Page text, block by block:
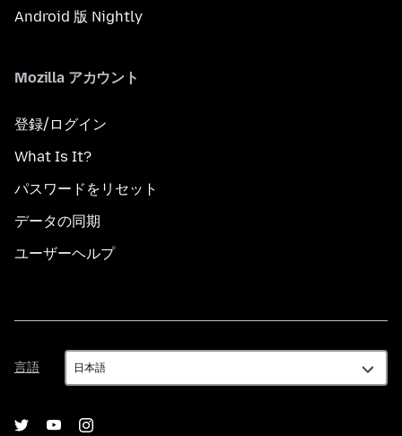
Android 版 Nightly
Mozilla アカウント
登録/ログイン
What Is It?
パスワードをリセット
データの同期
ユーザーヘルプ
言語
言
語